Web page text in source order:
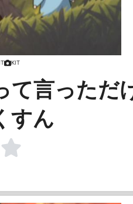
KIT
て言っただ
すん